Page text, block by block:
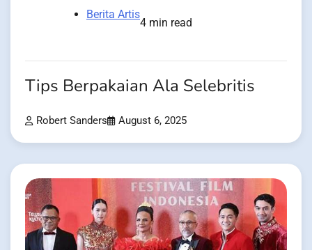
Berita Artis
4 min read
Tips Berpakaian Ala Selebritis
Robert Sanders August 6, 2025